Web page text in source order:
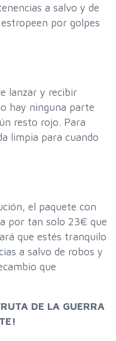
a salvo y de
por golpes
lanzar y recibir
hay ninguna parte
resto rojo. Para
limpia para cuando
el paquete con
por tan solo 23€ que
que estés tranquilo
a salvo de robos y
que
DE LA GUERRA